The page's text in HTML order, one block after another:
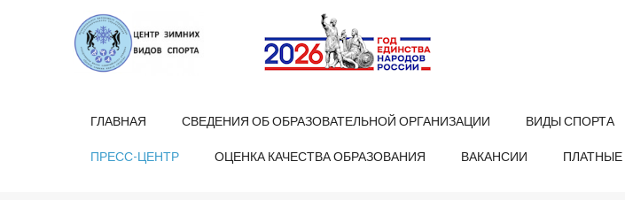
ГЛАВНАЯ СВЕДЕНИЯ ОБ ОБРАЗОВАТЕЛЬНОЙ ОРГАНИЗАЦИИ ВИДЫ СПОРТА
ПРЕСС-ЦЕНТР ОЦЕНКА КАЧЕСТВА ОБРАЗОВАНИЯ ВАКАНСИИ ПЛАТНЫЕ